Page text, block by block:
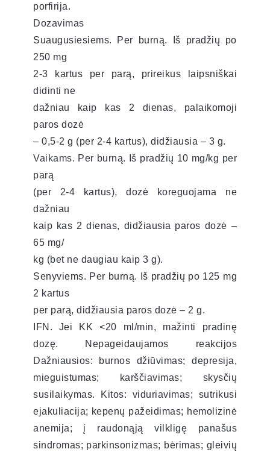
porfirija.
Dozavimas
Suaugusiesiems. Per burną. Iš pradžių po
250 mg
2-3 kartus per parą, prireikus laipsniškai
didinti ne
dažniau kaip kas 2 dienas, palaikomoji
paros dozė
– 0,5-2 g (per 2-4 kartus), didžiausia – 3 g.
Vaikams. Per burną. Iš pradžių 10 mg/kg per
parą
(per 2-4 kartus), dozė koreguojama ne
dažniau
kaip kas 2 dienas, didžiausia paros dozė –
65 mg/
kg (bet ne daugiau kaip 3 g).
Senyviems. Per burną. Iš pradžių po 125 mg
2 kartus
per parą, didžiausia paros dozė – 2 g.
IFN. Jei KK <20 ml/min, mažinti pradinę
dozę. Nepageidaujamos reakcijos
Dažniausios: burnos džiūvimas; depresija,
mieguistumas; karščiavimas; skysčių
susilaikymas. Kitos: viduriavimas; sutrikusi
ejakuliacija; kepenų pažeidimas; hemolizinė
anemija; į raudonąją vilkligę panašus
sindromas; parkinsonizmas; bėrimas; gleivių